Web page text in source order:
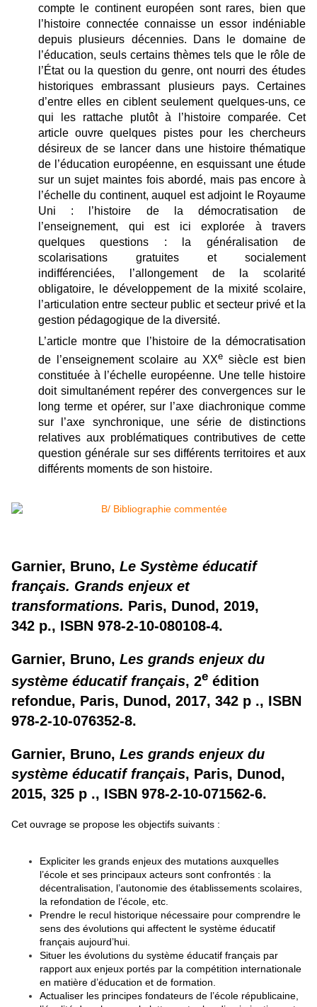
compte le continent européen sont rares, bien que
l’histoire connectée connaisse un essor indéniable
depuis plusieurs décennies. Dans le domaine de
l’éducation, seuls certains thèmes tels que le rôle de
l’État ou la question du genre, ont nourri des études
historiques embrassant plusieurs pays. Certaines
d’entre elles en ciblent seulement quelques-uns, ce
qui les rattache plutôt à l’histoire comparée. Cet
article ouvre quelques pistes pour les chercheurs
désireux de se lancer dans une histoire thématique
de l’éducation européenne, en esquissant une étude
sur un sujet maintes fois abordé, mais pas encore à
l’échelle du continent, auquel est adjoint le Royaume
Uni : l’histoire de la démocratisation de
l’enseignement, qui est ici explorée à travers
quelques questions : la généralisation de
scolarisations gratuites et socialement
indifférenciées, l’allongement de la scolarité
obligatoire, le développement de la mixité scolaire,
l’articulation entre secteur public et secteur privé et la
gestion pédagogique de la diversité.
L’article montre que l’histoire de la démocratisation
de l’enseignement scolaire au XXesiècle est bien
constituée à l’échelle européenne. Une telle histoire
doit simultanément repérer des convergences sur le
long terme et opérer, sur l’axe diachronique comme
sur l’axe synchronique, une série de distinctions
relatives aux problématiques contributives de cette
question générale sur ses différents territoires et aux
différents moments de son histoire.
Garnier, Bruno, Le Système éducatif
français. Grands enjeux et
transformations. Paris, Dunod, 2019,
342 p., ISBN 978-2-10-080108-4.
Garnier, Bruno, Les grands enjeux du
système éducatif français, 2e édition
refondue, Paris, Dunod, 2017, 342 p ., ISBN
978-2-10-076352-8.
Garnier, Bruno, Les grands enjeux du
système éducatif français, Paris, Dunod,
2015, 325 p ., ISBN 978-2-10-071562-6.
Cet ouvrage se propose les objectifs suivants :
Expliciter les grands enjeux des mutations auxquelles
l’école et ses principaux acteurs sont confrontés : la
décentralisation, l’autonomie des établissements scolaires,
la refondation de l’école, etc.
Prendre le recul historique nécessaire pour comprendre le
sens des évolutions qui affectent le système éducatif
français aujourd’hui.
Situer les évolutions du système éducatif français par
rapport aux enjeux portés par la compétition internationale
en matière d’éducation et de formation.
Actualiser les principes fondateurs de l’école républicaine,